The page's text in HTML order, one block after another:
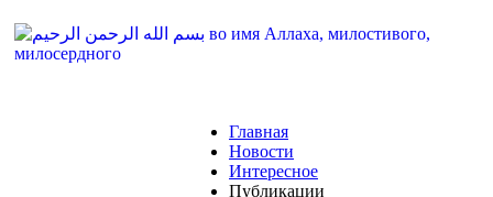
Главная
Новости
Интересное
Публикации